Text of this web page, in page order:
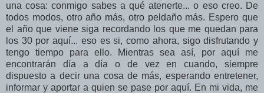
una cosa: conmigo sabes a qué atenerte... o eso creo. De
todos modos, otro año más, otro peldaño más. Espero que
el año que viene siga recordando los que me quedan para
los 30 por aquí... eso es si, como ahora, sigo disfrutando y
tengo tiempo para ello. Mientras sea así, por aquí me
encontrarán día a día o de vez en cuando, siempre
dispuesto a decir una cosa de más, esperando entretener,
informar y aportar a quien se pase por aquí. En mi vida, me